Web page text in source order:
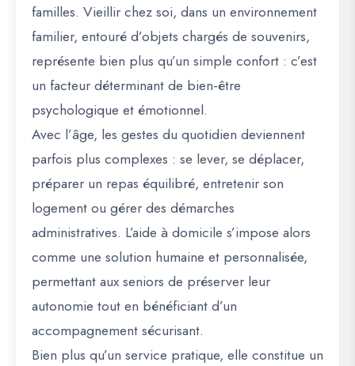
familles. Vieillir chez soi, dans un environnement
familier, entouré d’objets chargés de souvenirs,
représente bien plus qu’un simple confort : c’est
un facteur déterminant de bien-être
psychologique et émotionnel.
Avec l’âge, les gestes du quotidien deviennent
parfois plus complexes : se lever, se déplacer,
préparer un repas équilibré, entretenir son
logement ou gérer des démarches
administratives. L’aide à domicile s’impose alors
comme une solution humaine et personnalisée,
permettant aux seniors de préserver leur
autonomie tout en bénéficiant d’un
accompagnement sécurisant.
Bien plus qu’un service pratique, elle constitue un